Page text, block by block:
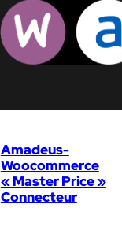
Amadeus-
Woocommerce
« Master Price »
Connecteur